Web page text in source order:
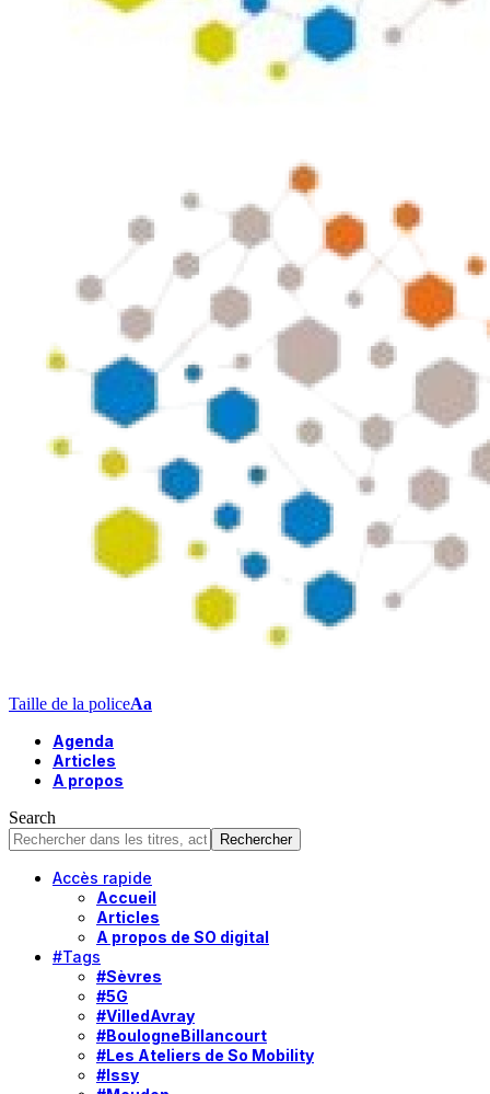
Taille de la policeAa
Agenda
Articles
A propos
Search
Accès rapide
Accueil
Articles
A propos de SO digital
#Tags
#Sèvres
#5G
#VilledAvray
#BoulogneBillancourt
#Les Ateliers de So Mobility
#Issy